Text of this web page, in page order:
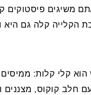
משיגים פיסטוקים
הקלייה קלה גם היא
הוא קלי קלות:
חלב קוקוס, מצננים